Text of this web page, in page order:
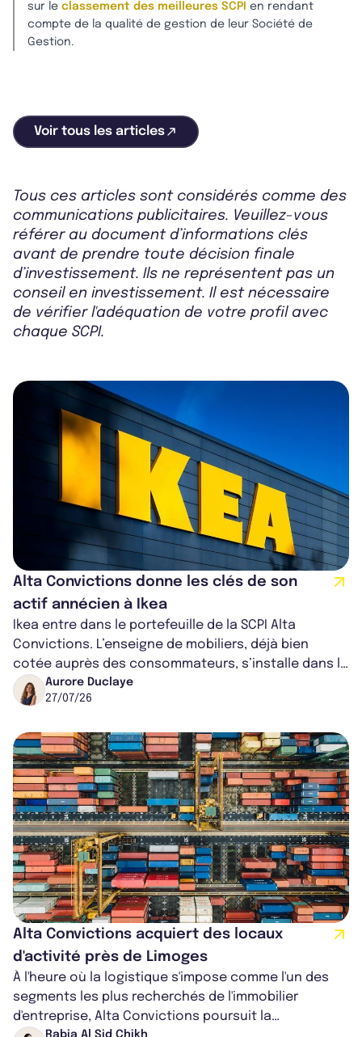
sur le classement des meilleures SCPI en rendant
compte de la qualité de gestion de leur Société de
Gestion.
Voir tous les articles
Tous ces articles sont considérés comme des
communications publicitaires. Veuillez-vous
référer au document d’informations clés
avant de prendre toute décision finale
d’investissement. Ils ne représentent pas un
conseil en investissement. Il est nécessaire
de vérifier l'adéquation de votre profil avec
chaque SCPI.
Alta Convictions donne les clés de son
actif annécien à Ikea
Ikea entre dans le portefeuille de la SCPI Alta
Convictions. L’enseigne de mobiliers, déjà bien
cotée auprès des consommateurs, s’installe dans le
centre commercial Arcal’Oz à Anne...
Aurore Duclaye
27/07/26
Alta Convictions acquiert des locaux
d'activité près de Limoges
À l'heure où la logistique s'impose comme l'un des
segments les plus recherchés de l'immobilier
d'entreprise, Alta Convictions poursuit la
Rabia Al Sid Chikh